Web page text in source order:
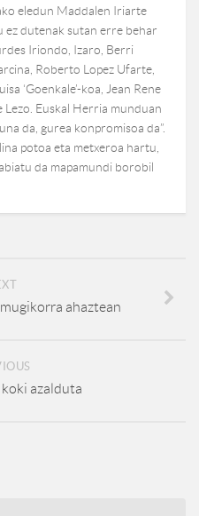
eledun Maddalen Iriarte
dutenak sutan erre behar
Iriondo, Izaro, Berri
Roberto Lopez Ufarte,
‘Goenkale’-koa, Jean Rene
Lezo. Euskal Herria munduan
da, gurea konpromisoa da”.
potoa eta metxeroa hartu,
da mapamundi borobil
ahaztean
azalduta